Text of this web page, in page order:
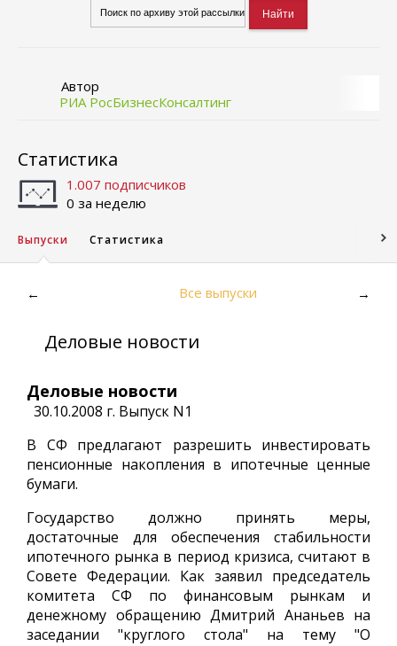
Автор
РИА РосБизнесКонсалтинг
Статистика
1.007 подписчиков
0 за неделю
Выпуски Статистика
← Все выпуски →
Деловые новости
Деловые новости
30.10.2008 г. Выпуск N1
В СФ предлагают разрешить инвестировать
пенсионные накопления в ипотечные ценные
бумаги.
Государство должно принять меры,
достаточные для обеспечения стабильности
ипотечного рынка в период кризиса, считают в
Совете Федерации. Как заявил председатель
комитета СФ по финансовым рынкам и
денежному обращению Дмитрий Ананьев на
заседании "круглого стола" на тему "О